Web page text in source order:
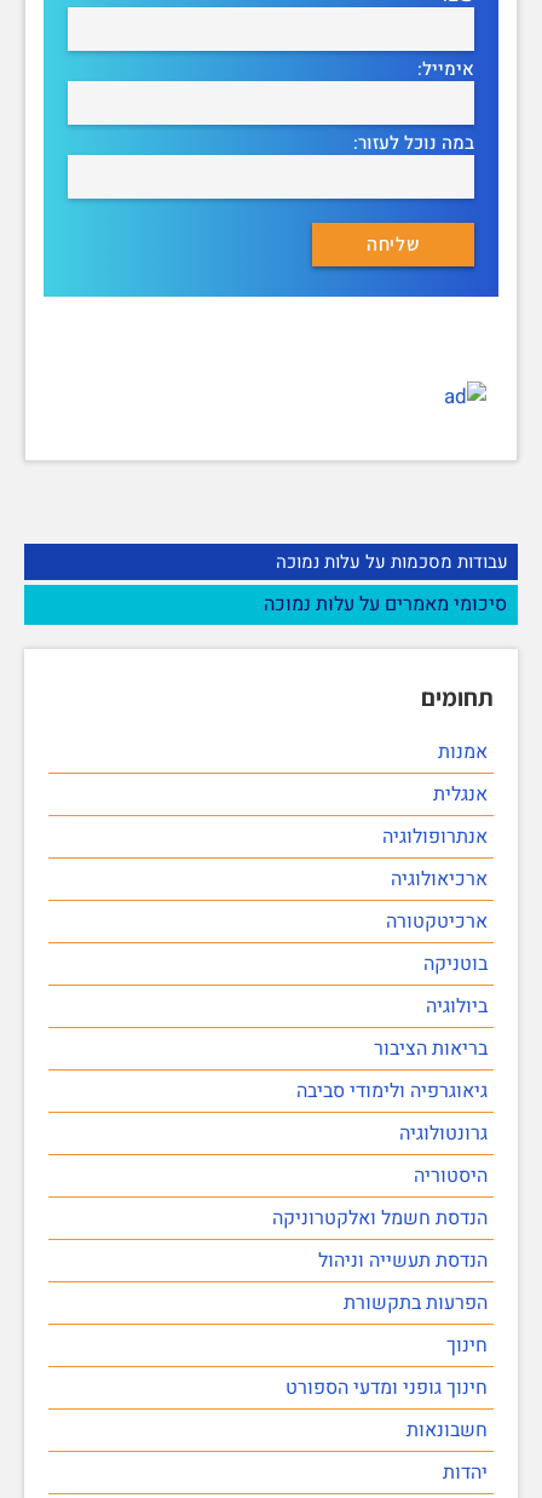
עבודות מסכמות על עלות נמוכה
סיכומי מאמרים על עלות נמוכה
תחומים
אמנות
אנגלית
אנתרופולוגיה
ארכיאולוגיה
ארכיטקטורה
בוטניקה
ביולוגיה
בריאות הציבור
גיאוגרפיה ולימודי סביבה
גרונטולוגיה
היסטוריה
הנדסת חשמל ואלקטרוניקה
הנדסת תעשייה וניהול
הפרעות בתקשורת
חינוך
חינוך גופני ומדעי הספורט
חשבונאות
יהדות
אימייל:
במה נוכל לעזור: